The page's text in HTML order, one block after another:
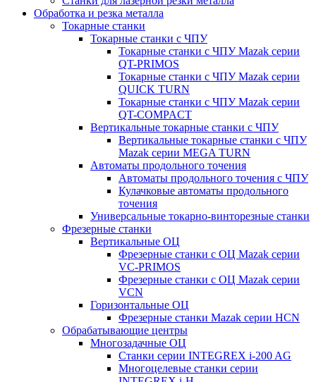
Обработка и резка металла
Токарные станки
Токарные станки с ЧПУ
Токарные станки с ЧПУ Mazak серии
QT-PRIMOS
Токарные станки с ЧПУ Mazak серии
QUICK TURN
Токарные станки с ЧПУ Mazak серии
QT-COMPACT
Вертикальные токарные станки с ЧПУ
Вертикальные токарные станки с ЧПУ
Mazak серии MEGA TURN
Автоматы продольного точения
Автоматы продольного точения с ЧПУ
Кулачковые автоматы продольного
точения
Универсальные токарно-винторезные станки
Фрезерные станки
Вертикальные ОЦ
Фрезерные станки с ОЦ Mazak серии
VC-PRIMOS
Фрезерные станки с ОЦ Mazak серии
VCN
Горизонтальные ОЦ
Фрезерные станки Mazak серии HCN
Обрабатывающие центры
Многозадачные ОЦ
Cтанки серии INTEGREX i-200 AG
Многоцелевые станки серии